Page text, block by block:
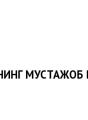
МУСТАЖОБ